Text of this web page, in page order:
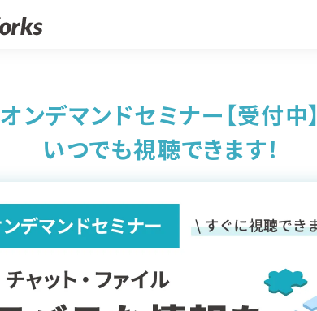
オンデマンドセミナー【受付中】
いつでも視聴できます！